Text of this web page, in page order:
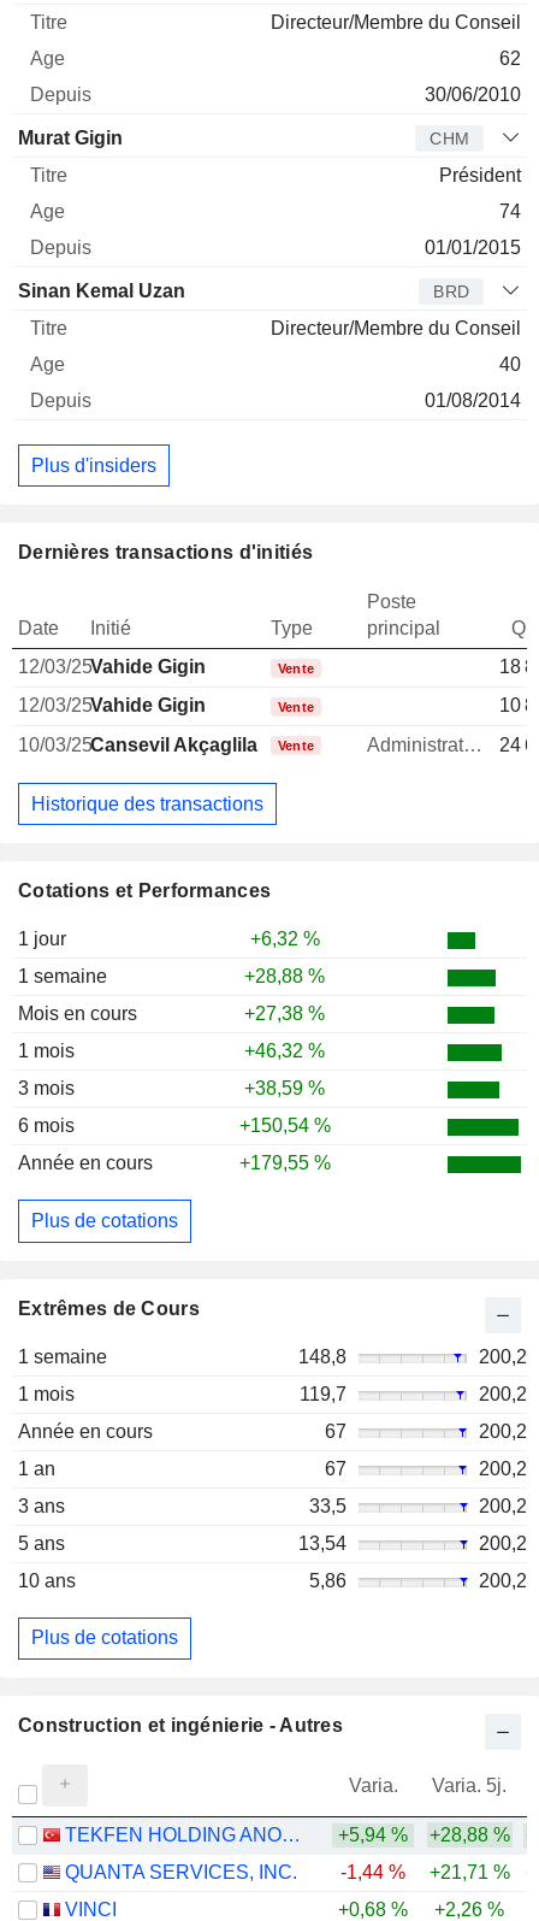
Cotations et Performances
1 jour
+6,32 %
1 semaine
+28,88 %
Mois en cours
+27,38 %
1 mois
+46,32 %
3 mois
+38,59 %
6 mois
+150,54 %
Année en cours
+179,55 %
Plus de cotations
Extrêmes de Cours
1 semaine 148,8
200,2
1 mois
119,7
200,2
Année en cours
67
200,2
1 an
67
200,2
3 ans
33,5
200,2
5 ans
13,54
200,2
10 ans
5,86 200,2
Plus de cotations
Directeur/Membre du Conseil
62
30/06/2010
Murat Gigin CHM
Président
74
01/01/2015
Sinan Kemal Uzan BRD
Directeur/Membre du Conseil
40
01/08/2014
Plus d'insiders
Dernières transactions d'initiés
Date Initié Type
Poste
principal
12/03/25Vahide Gigin Vente
18
12/03/25Vahide Gigin Vente
10
10/03/25Cansevil Akçaglilar Vente Administrateur 24
Historique des transactions
Construction et ingénierie - Autres
Varia. Varia. 5j.
TEKFEN HOLDING ANONIM SIRKETI +5,94 % +28,88 %
QUANTA SERVICES, INC.
-1,44 % +21,71 %
VINCI
+0,68 % +2,26 %